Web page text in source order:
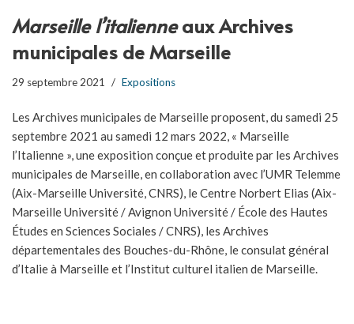
Marseille l’italienneaux Archives
municipales de Marseille
29 septembre 2021 Expositions
Les Archives municipales de Marseille proposent, du samedi 25
septembre 2021 au samedi 12 mars 2022, « Marseille
l’Italienne », une exposition conçue et produite par les Archives
municipales de Marseille, en collaboration avec l’UMR Telemme
(Aix-Marseille Université, CNRS), le Centre Norbert Elias (Aix-
Marseille Université / Avignon Université / École des Hautes
Études en Sciences Sociales / CNRS), les Archives
départementales des Bouches-du-Rhône, le consulat général
d’Italie à Marseille et l’Institut culturel italien de Marseille.